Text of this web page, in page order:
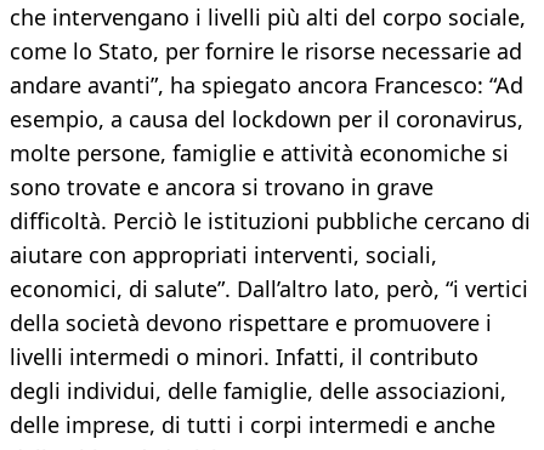
che intervengano i livelli più alti del corpo sociale,
come lo Stato, per fornire le risorse necessarie ad
andare avanti”, ha spiegato ancora Francesco: “Ad
esempio, a causa del lockdown per il coronavirus,
molte persone, famiglie e attività economiche si
sono trovate e ancora si trovano in grave
difficoltà. Perciò le istituzioni pubbliche cercano di
aiutare con appropriati interventi, sociali,
economici, di salute”. Dall’altro lato, però, “i vertici
della società devono rispettare e promuovere i
livelli intermedi o minori. Infatti, il contributo
degli individui, delle famiglie, delle associazioni,
delle imprese, di tutti i corpi intermedi e anche